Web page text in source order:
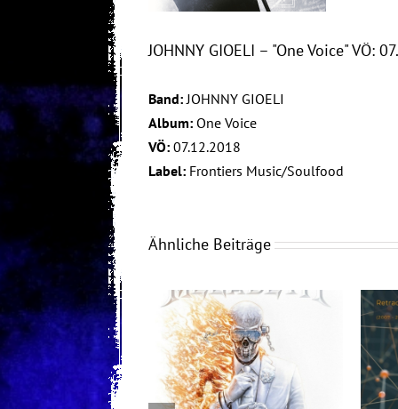
JOHNNY GIOELI – "One Voice" VÖ:
Band:JOHNNY GIOELI
Album: One Voice
VÖ: 07.12.2018
Label: Frontiers Music/Soulfood
Ähnliche Beiträge